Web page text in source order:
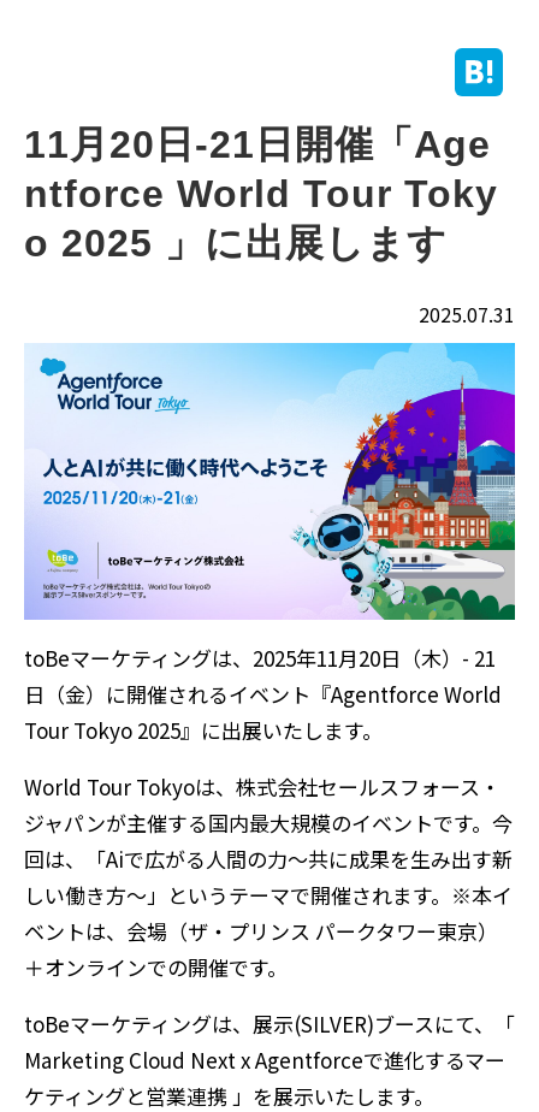
11月20日-21日開催「Age
ntforce World Tour Toky
o 2025 」に出展します
2025.07.31
toBeマーケティングは、2025年11月20日（木）- 21
日（金）に開催されるイベント『Agentforce World
Tour Tokyo 2025』に出展いたします。
World Tour Tokyoは、株式会社セールスフォース・
ジャパンが主催する国内最大規模のイベントです。今
回は、「Aiで広がる人間の力〜共に成果を生み出す新
しい働き方〜」というテーマで開催されます。※本イ
ベントは、会場（ザ・プリンス パークタワー東京）
＋オンラインでの開催です。
toBeマーケティングは、展示(SILVER)ブースにて、「
Marketing Cloud Next x Agentforceで進化するマー
ケティングと営業連携 」を展示いたします。